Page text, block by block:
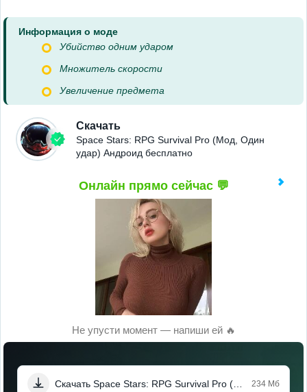
Информация о моде
Убийство одним ударом
Множитель скорости
Увеличение предмета
Скачать
Space Stars: RPG Survival Pro (Мод, Один
удар) Андроид бесплатно
Онлайн прямо сейчас 💬
Не упусти момент — напиши ей 🔥
234 Мб